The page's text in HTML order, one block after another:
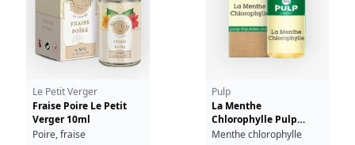
Le Petit Verger
Fraise Poire Le Petit
Verger 10ml
Poire, fraise
Pulp
La Menthe
Chlorophylle Pulp
10ml
Menthe chlorophylle